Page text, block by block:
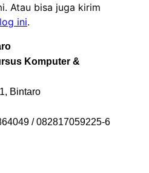
Atau bisa juga kirim
ini.
Komputer &
Bintaro
/ 082817059225-6